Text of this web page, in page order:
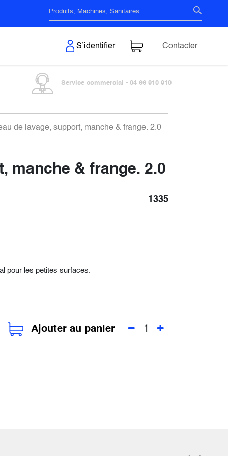
S’identifier Contacter
Service commercial - 04 66 910 910
de lavage, support, manche & frange. 2.0
manche & frange. 2.0
1335
pour les petites surfaces.
Ajouter au panier